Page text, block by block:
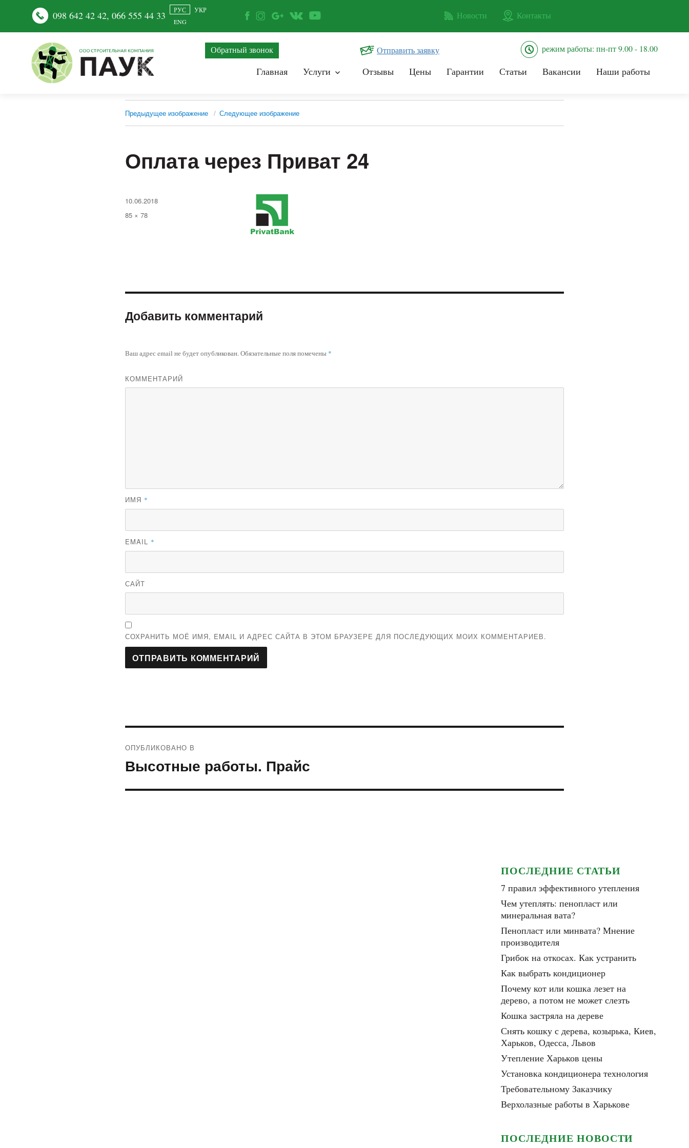
098 642 42 42,066 555 44 33 РУС
УКР
ENG
Новости Контакты
Обратный звонок Отправить заявку режим работы: пн-пт 9.00 - 18.00
Главная Услуги Отзывы Цены Гарантии Статьи Вакансии Наши работы
Предыдущее изображение Следующее изображение
Оплата через Приват 24
Опубликовано
10.06.2018
Полный
85 × 78
Добавить комментарий
Ваш адрес email не будет опубликован.Обязательные поля помечены *
КОММЕНТАРИЙ
ИМЯ *
EMAIL *
САЙТ
СОХРАНИТЬ МОЁ ИМЯ, EMAIL И АДРЕС САЙТА В ЭТОМ БРАУЗЕРЕ ДЛЯ ПОСЛЕДУЮЩИХ МОИХ КОММЕНТАРИЕВ.
Навигация
по
записям
ОПУБЛИКОВАНО В
Высотные работы. Прайс
ПОСЛЕДНИЕ СТАТЬИ
7 правил эффективного утепления
Чем утеплять: пенопласт или
минеральная вата?
Пенопласт или минвата? Мнение
производителя
Грибок на откосах. Как устранить
Как выбрать кондиционер
Почему кот или кошка лезет на
дерево, а потом не может слезть
Кошка застряла на дереве
Снять кошку с дерева, козырька, Киев,
Харьков, Одесса, Львов
Утепление Харьков цены
Установка кондиционера технология
Требовательному Заказчику
Верхолазные работы в Харькове
ПОСЛЕДНИЕ НОВОСТИ